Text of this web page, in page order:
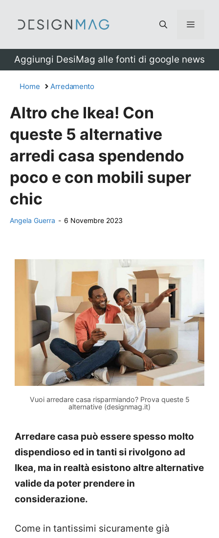
Menu
Aggiungi DesiMag alle fonti di google news
Home Arredamento
Altro che Ikea! Con
queste 5 alternative
arredi casa spendendo
poco e con mobili super
chic
Angela Guerra - 6 Novembre 2023
Vuoi arredare casa risparmiando? Prova queste 5
alternative (designmag.it)
Arredare casa può essere spesso molto
dispendioso ed in tanti si rivolgono ad
Ikea, ma in realtà esistono altre alternative
valide da poter prendere in
considerazione.
Come in tantissimi sicuramente già